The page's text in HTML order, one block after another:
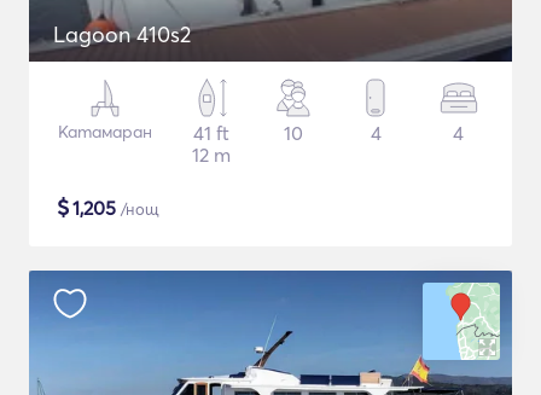
Lagoon 410s2
Катамаран
41 ft
12 m
10 4 4
$1,205 /нощ